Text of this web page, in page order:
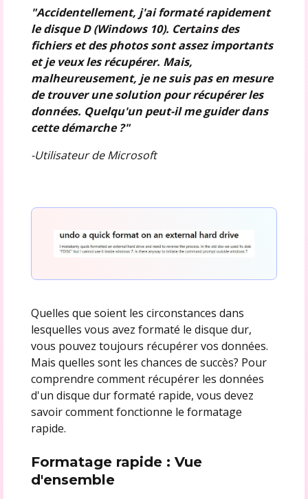
"Accidentellement, j'ai formaté rapidement
le disque D (Windows 10). Certains des
fichiers et des photos sont assez importants
et je veux les récupérer. Mais,
malheureusement, je ne suis pas en mesure
de trouver une solution pour récupérer les
données. Quelqu'un peut-il me guider dans
cette démarche ?"
-Utilisateur de Microsoft
Quelles que soient les circonstances dans
lesquelles vous avez formaté le disque dur,
vous pouvez toujours récupérer vos données.
Mais quelles sont les chances de succès? Pour
comprendre comment récupérer les données
d'un disque dur formaté rapide, vous devez
savoir comment fonctionne le formatage
rapide.
Formatage rapide : Vue
d'ensemble